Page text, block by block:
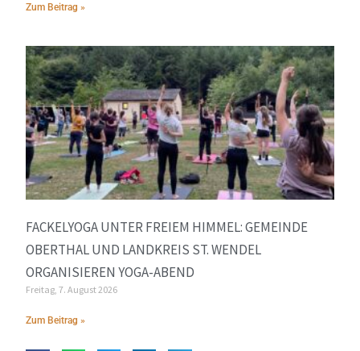
Zum Beitrag »
FACKELYOGA UNTER FREIEM HIMMEL: GEMEINDE
OBERTHAL UND LANDKREIS ST. WENDEL
ORGANISIEREN YOGA-ABEND
Freitag, 7. August 2026
Zum Beitrag »